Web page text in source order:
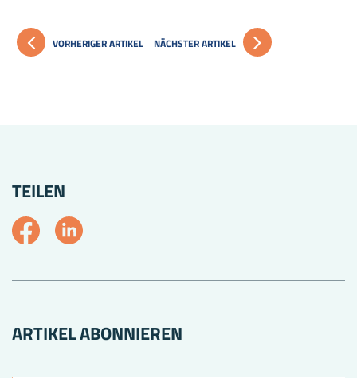
VORHERIGER ARTIKEL NÄCHSTER ARTIKEL
TEILEN
ARTIKEL ABONNIEREN